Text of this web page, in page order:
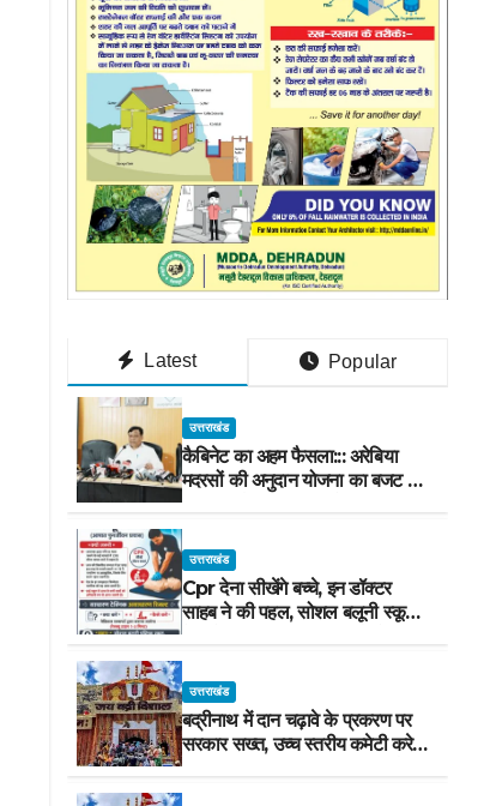
Latest Popular
उत्तराखंड
कैबिनेट का अहम फैसला::: अरेबिया
मदरसों की अनुदान योजना का बजट मद
वित्तीय वर्ष 2027-28 से समाप्त
उत्तराखंड
Cpr देना सीखेंगे बच्चे, इन डॉक्टर
साहब ने की पहल, सोशल बलूनी स्कूल
में मिलेगा प्रशिक्षण, 10 जुलाई को सुबह
8 से होगा प्रशिक्षण, प्रीतम भरतवाण ने
भी मुहिम को दिया समर्थन
उत्तराखंड
बद्रीनाथ में दान चढ़ावे के प्रकरण पर
सरकार सख्त, उच्च स्तरीय कमेटी करेगी
जांच, अनुशासनहीनता पर एक कार्मिक
निलंबित